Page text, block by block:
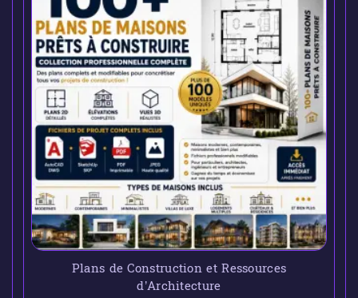
Plans de Construction et Ressources
d’Architecture